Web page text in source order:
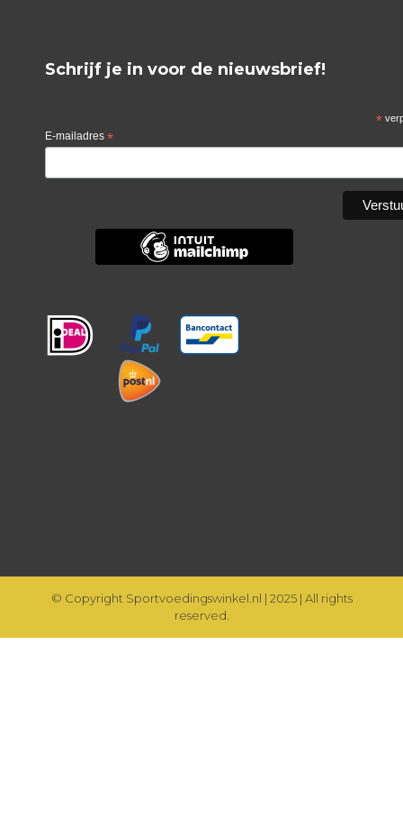
Schrijf je in voor de nieuwsbrief!
*
E-mailadres *
© Copyright Sportvoedingswinkel.nl | 2025 | All rights
reserved.